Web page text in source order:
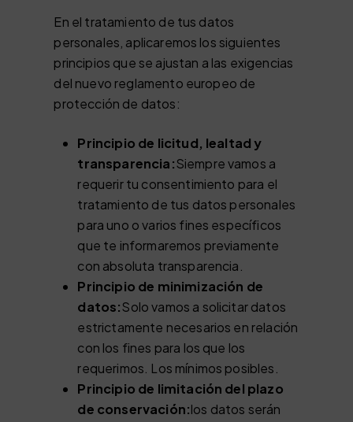
En el tratamiento de tus datos
personales, aplicaremos los siguientes
principios que se ajustan a las exigencias
del nuevo reglamento europeo de
protección de datos:
Principio de licitud, lealtad y
transparencia:Siempre vamos a
requerir tu consentimiento para el
tratamiento de tus datos personales
para uno o varios fines específicos
que te informaremos previamente
con absoluta transparencia.
Principio de minimización de
datos:Solo vamos a solicitar datos
estrictamente necesarios en relación
con los fines para los que los
requerimos. Los mínimos posibles.
Principio de limitación del plazo
de conservación:los datos serán